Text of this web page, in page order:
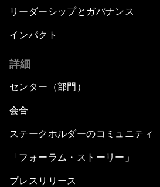
リーダーシップとガバナンス
インパクト
詳細
センター（部門）
会合
ステークホルダーのコミュニティ
「フォーラム・ストーリー」
プレスリリース